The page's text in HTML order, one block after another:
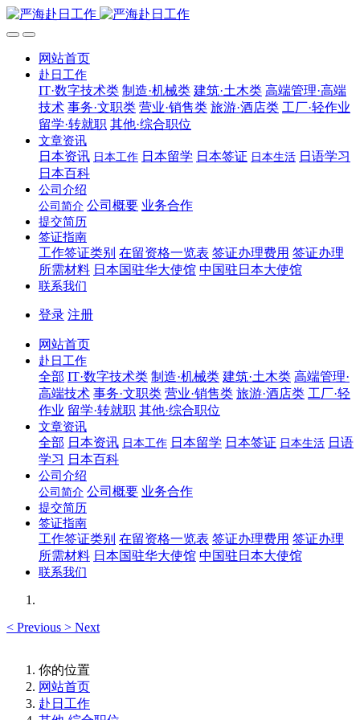
网站首页
赴日工作
IT·数字技术类 制造·机械类 建筑·土木类 高端管理·高端
技术 事务·文职类 营业·销售类 旅游·酒店类 工厂·轻作业
留学·转就职 其他·综合职位
文章资讯
日本资讯 日本工作 日本留学 日本签证 日本生活 日语学习
日本百科
公司介绍
公司简介 公司概要 业务合作
提交简历
签证指南
工作签证类别 在留资格一览表 签证办理费用 签证办理
所需材料 日本国驻华大使馆 中国驻日本大使馆
联系我们
登录 注册
网站首页
赴日工作
全部 IT·数字技术类 制造·机械类 建筑·土木类 高端管理·
高端技术 事务·文职类 营业·销售类 旅游·酒店类 工厂·轻
作业 留学·转就职 其他·综合职位
文章资讯
全部 日本资讯 日本工作 日本留学 日本签证 日本生活 日语
学习 日本百科
公司介绍
公司简介 公司概要 业务合作
提交简历
签证指南
工作签证类别 在留资格一览表 签证办理费用 签证办理
所需材料 日本国驻华大使馆 中国驻日本大使馆
联系我们
< Previous > Next
你的位置
网站首页
赴日工作